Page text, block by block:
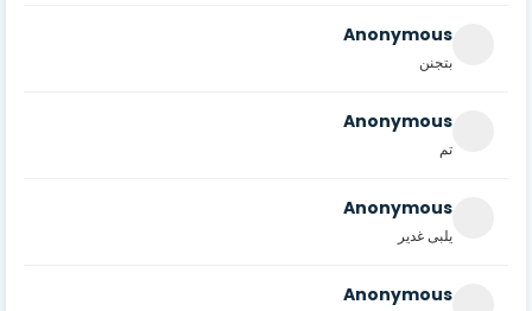
Anonymous
بتجنن
Anonymous
تم
Anonymous
يلبى غدير
Anonymous